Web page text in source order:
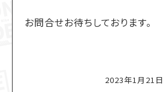
お問合せお待ちしております。
2023年1月21日